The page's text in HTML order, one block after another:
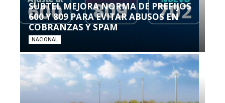
SUBTEL MEJORA NORMA DE PREFIJOS
600 Y 809 PARA EVITAR ABUSOS EN
COBRANZAS Y SPAM
NACIONAL